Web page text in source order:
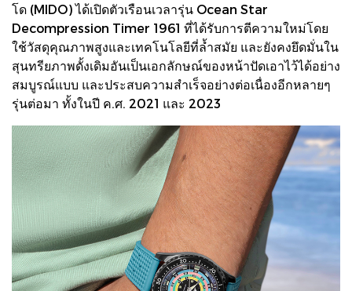
โด (MIDO) ได้เปิดตัวเรือนเวลารุ่น Ocean Star
Decompression Timer 1961 ที่ได้รับการตีความใหม่โดย
ใช้วัสดุคุณภาพสูงและเทคโนโลยีที่ล้ำสมัย และยังคงยึดมั่นใน
สุนทรียภาพดั้งเดิมอันเป็นเอกลักษณ์ของหน้าปัดเอาไว้ได้อย่าง
สมบูรณ์แบบ และประสบความสำเร็จอย่างต่อเนื่องอีกหลายๆ
รุ่นต่อมา ทั้งในปี ค.ศ. 2021 และ 2023